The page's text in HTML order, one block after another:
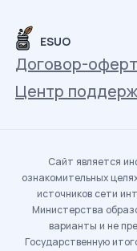
ESUO
Договор-
Центр
Сайт является
ознакомительных
источников сети
Министерства
варианты и не
Государственную